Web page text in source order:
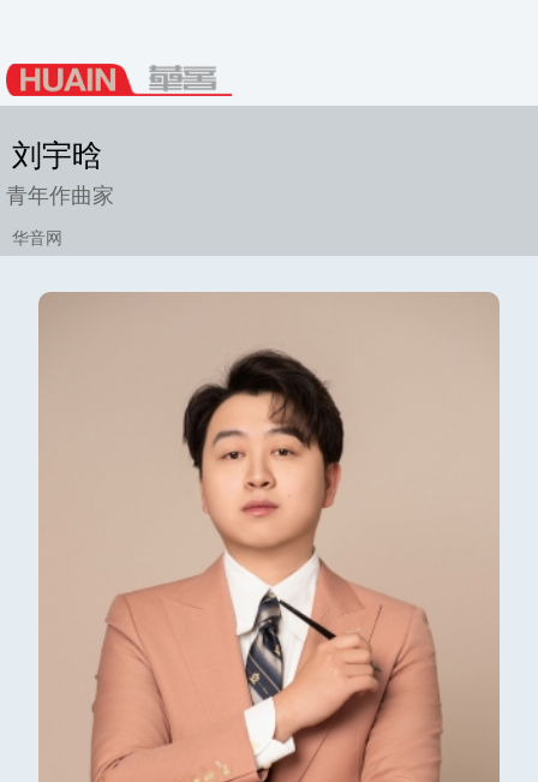
刘宇晗
青年作曲家
华音网